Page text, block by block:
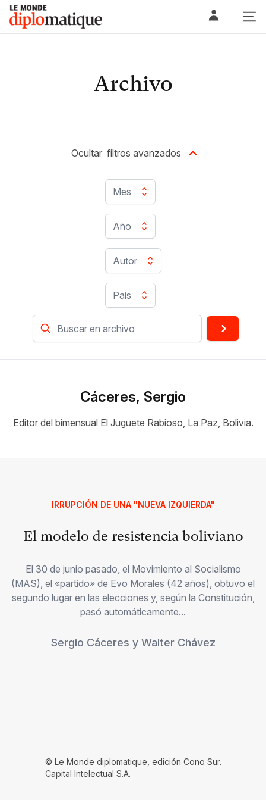
Skip
content
Le monde diplomatique
Archivo
Mes
Año
Autor
Pais
Ocultar filtros avanzados
Cáceres, Sergio
Editor del bimensual El Juguete Rabioso, La Paz, Bolivia.
IRRUPCIÓN DE UNA "NUEVA IZQUIERDA"
El modelo de resistencia boliviano
El 30 de junio pasado, el Movimiento al Socialismo
(MAS), el «partido» de Evo Morales (42 años), obtuvo el
segundo lugar en las elecciones y, según la Constitución,
pasó automáticamente...
Sergio Cáceres y Walter Chávez
© Le Monde diplomatique, edición Cono Sur.
Capital Intelectual S.A.